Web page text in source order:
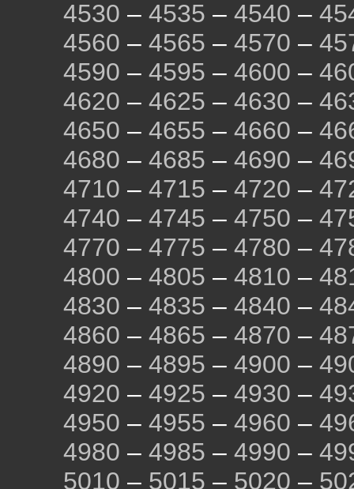
4530 – 4535 – 4540 –
4560 – 4565 – 4570 –
4590 – 4595 – 4600 –
4620 – 4625 – 4630 –
4650 – 4655 – 4660 –
4680 – 4685 – 4690 –
4710 – 4715 – 4720 –
4740 – 4745 – 4750 –
4770 – 4775 – 4780 –
4800 – 4805 – 4810 –
4830 – 4835 – 4840 –
4860 – 4865 – 4870 –
4890 – 4895 – 4900 –
4920 – 4925 – 4930 –
4950 – 4955 – 4960 –
4980 – 4985 – 4990 –
5010 – 5015 – 5020 –